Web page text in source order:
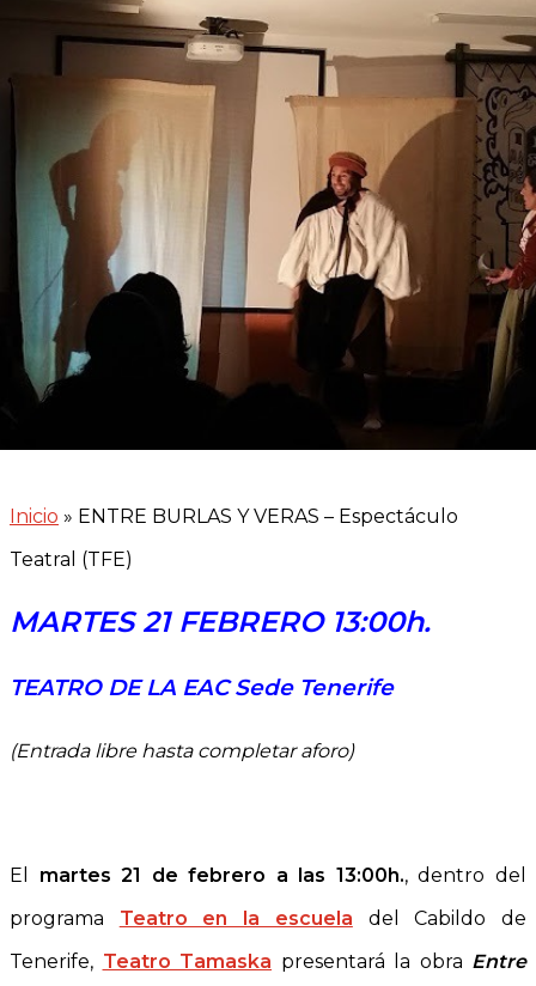
Inicio » ENTRE BURLAS Y VERAS – Espectáculo
Teatral (TFE)
MARTES 21 FEBRERO 13:00h.
TEATRO DE LA EAC Sede Tenerife
(Entrada libre hasta completar aforo)
El martes 21 de febrero a las 13:00h., dentro del
programa Teatro en la escuela del Cabildo de
Tenerife, Teatro Tamaska presentará la obra Entre